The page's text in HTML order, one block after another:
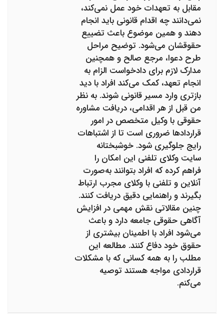
مقابل به تعهدات خود عمل نمی‌کند،
نمی‌دانند چه اقدام قانونی باید انجام
دهند و همین موضوع باعث تضییع
حقوقشان می‌شود. توضیح مراحل
طرح دعوا، مرجع صالح و همچنین
مدارک لازم برای دادخواست الزام به
انجام تعهد، کمک می‌کند افراد با دید
بازتری وارد مسیر قانونی شوند. به نظر
من قبل از هر اقدامی، دریافت مشاوره
حقوقی با وکیل متخصص در امور
قراردادها ضروری است تا از اشتباهات
رایج جلوگیری شود. خوشبختانه
سایت وکلای تلفنی این امکان را
فراهم کرده که افراد بتوانند به‌صورت
آنلاین و تلفنی با وکلای مجرب ارتباط
بگیرند و راهنمایی دقیق دریافت کنند.
چنین مقالاتی نقش مهمی در افزایش
آگاهی حقوقی جامعه دارد و باعث
می‌شود افراد با اطمینان بیشتری از
حقوق خود دفاع کنند. مطالعه این
مطلب را به همه کسانی که با مشکلات
قراردادی مواجه هستند توصیه
می‌کنم.